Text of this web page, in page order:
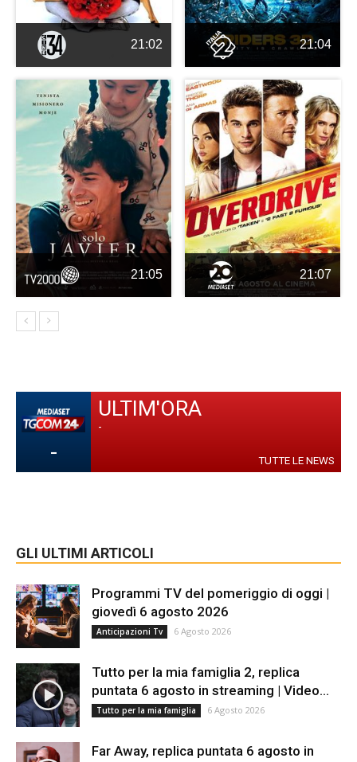
21:02 21:04
21:05 21:07
-
ULTIM'ORA
-
TUTTE LE NEWS
GLI ULTIMI ARTICOLI
Programmi TV del pomeriggio di oggi |
giovedì 6 agosto 2026
Anticipazioni Tv 6 Agosto 2026
Tutto per la mia famiglia 2, replica
puntata 6 agosto in streaming | Video...
Tutto per la mia famiglia 6 Agosto 2026
Far Away, replica puntata 6 agosto in